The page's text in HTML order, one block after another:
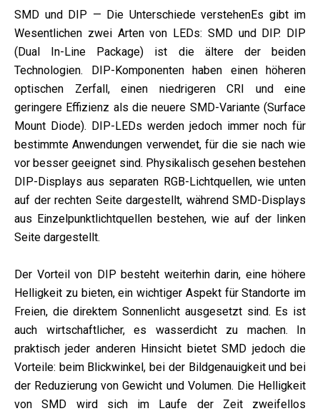
SMD und DIP — Die Unterschiede verstehenEs gibt im
Wesentlichen zwei Arten von LEDs: SMD und DIP. DIP
(Dual In-Line Package) ist die ältere der beiden
Technologien. DIP-Komponenten haben einen höheren
optischen Zerfall, einen niedrigeren CRI und eine
geringere Effizienz als die neuere SMD-Variante (Surface
Mount Diode). DIP-LEDs werden jedoch immer noch für
bestimmte Anwendungen verwendet, für die sie nach wie
vor besser geeignet sind. Physikalisch gesehen bestehen
DIP-Displays aus separaten RGB-Lichtquellen, wie unten
auf der rechten Seite dargestellt, während SMD-Displays
aus Einzelpunktlichtquellen bestehen, wie auf der linken
Seite dargestellt.
Der Vorteil von DIP besteht weiterhin darin, eine höhere
Helligkeit zu bieten, ein wichtiger Aspekt für Standorte im
Freien, die direktem Sonnenlicht ausgesetzt sind. Es ist
auch wirtschaftlicher, es wasserdicht zu machen. In
praktisch jeder anderen Hinsicht bietet SMD jedoch die
Vorteile: beim Blickwinkel, bei der Bildgenauigkeit und bei
der Reduzierung von Gewicht und Volumen. Die Helligkeit
von SMD wird sich im Laufe der Zeit zweifellos